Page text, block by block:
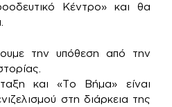
Κέντρο» και θα
την υπόθεση από την
και «Το Βήμα» είναι
στη διάρκεια της